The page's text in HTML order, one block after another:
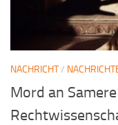
NACHRICHT/
Mord an